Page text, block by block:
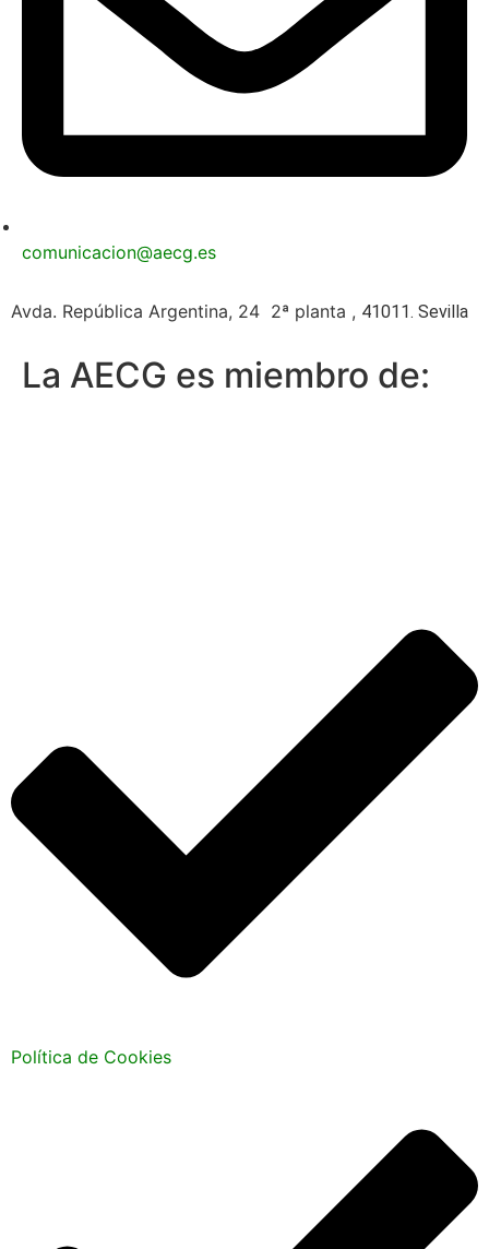
comunicacion@aecg.es
Avda. República Argentina, 24 2ª planta , 41011. Sevilla
La AECG es miembro de:
Política de Cookies